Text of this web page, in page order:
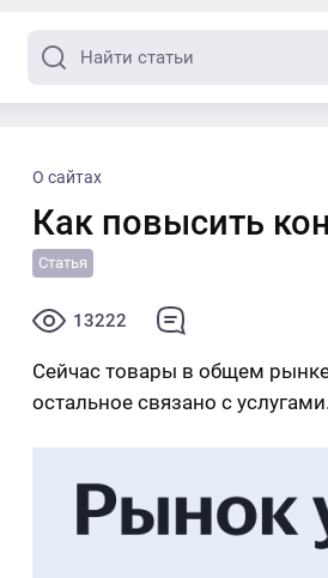
О сайтах
Как повысить
Статья
13222
Сейчас товары в общем
остальное связано с